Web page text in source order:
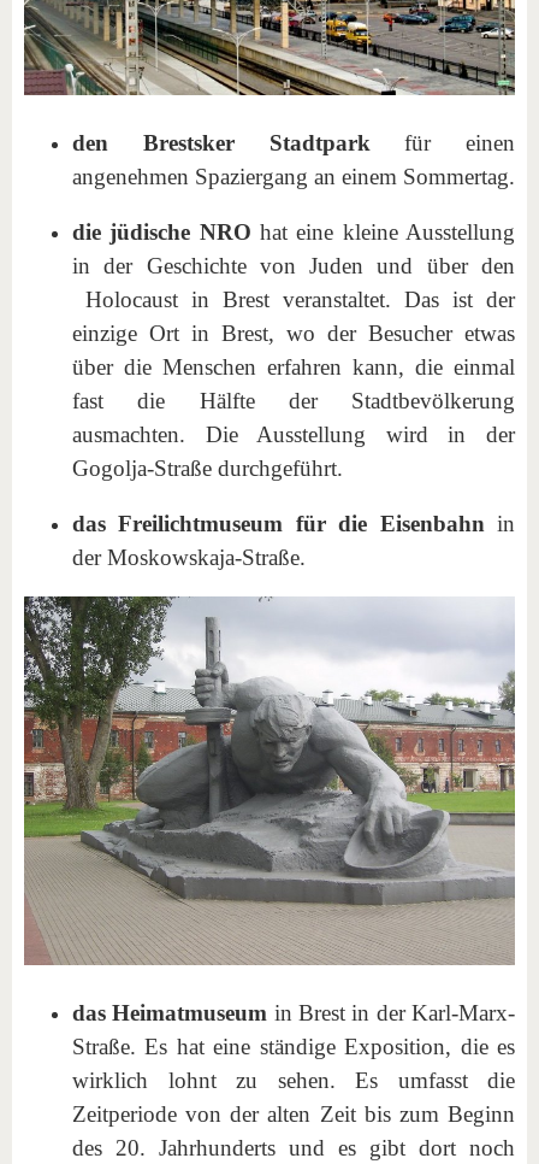
den Brestsker Stadtpark für einen
angenehmen Spaziergang an einem Sommertag.
die jüdische NRO hat eine kleine Ausstellung
in der Geschichte von Juden und über den
Holocaust in Brest veranstaltet. Das ist der
einzige Ort in Brest, wo der Besucher etwas
über die Menschen erfahren kann, die einmal
fast die Hälfte der Stadtbevölkerung
ausmachten. Die Ausstellung wird in der
Gogolja-Straße durchgeführt.
das Freilichtmuseum für die Eisenbahn in
der Moskowskaja-Straße.
das Heimatmuseum in Brest in der Karl-Marx-
Straße. Es hat eine ständige Exposition, die es
wirklich lohnt zu sehen. Es umfasst die
Zeitperiode von der alten Zeit bis zum Beginn
des 20. Jahrhunderts und es gibt dort noch